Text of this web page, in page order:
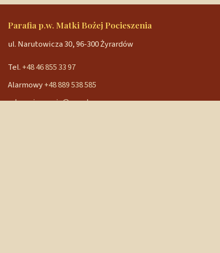
Parafia p.w. Matki Bożej Pocieszenia
ul. Narutowicza 30, 96-300 Żyrardów
Tel. +48 46 855 33 97
Alarmowy+48 889 538 585
mbpocieszenia@wp.pl